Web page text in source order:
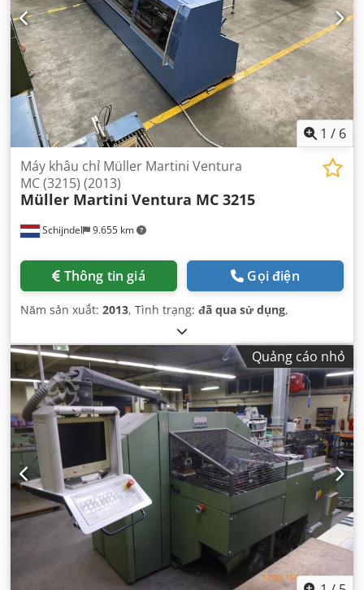
1 / 6
Schijndel 9.655 km
Máy khâu chỉ Müller Martini Ventura
MC (3215) (2013)
Müller Martini Ventura MC 3215
Thông tin giá Gọi điện
Năm sản xuất: 2013, Tình trạng: đã qua sử dụng,
Quảng cáo nhỏ